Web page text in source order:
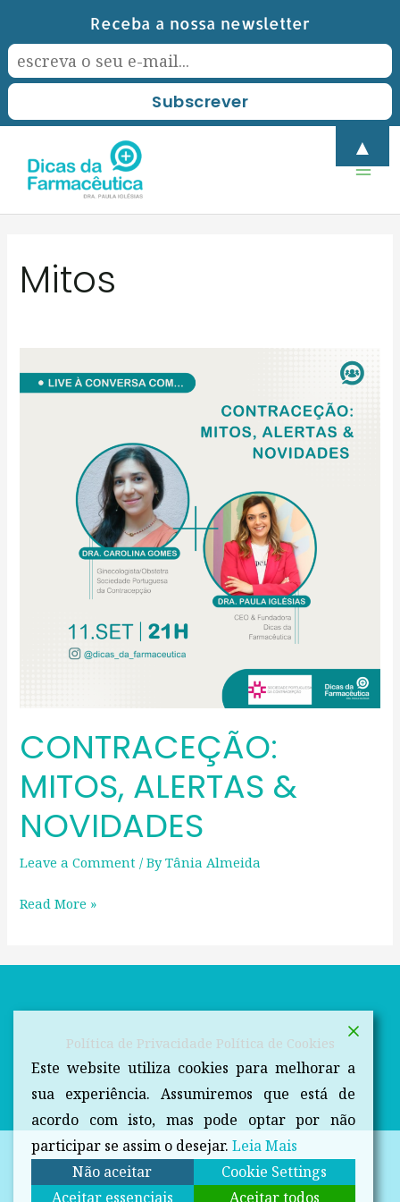
content
Mitos
CONTRACEÇÃO:
MITOS, ALERTAS &
NOVIDADES
Leave a Comment / ByTânia Almeida
MITOS,
NOVIDADES
Read More »
Política de Privacidade Política de Cookies
Receba a nossa newsletter
▲
Este website utiliza cookies para melhorar a
sua experiência. Assumiremos que está de
acordo com isto, mas pode optar por não
participar se assim o desejar. Leia Mais
Não aceitar
Cookie Settings
Aceitar essenciais
Aceitar todos